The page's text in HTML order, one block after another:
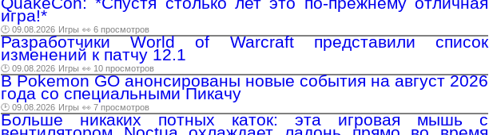
игра!*
🕑 09.08.2026 Игры 👀 6 просмотров
Разработчики World of Warcraft представили список
изменений к патчу 12.1
🕑 09.08.2026 Игры 👀 10 просмотров
В Pokemon GO анонсированы новые события на август 2026
года со специальными Пикачу
🕑 09.08.2026 Игры 👀 7 просмотров
Больше никаких потных каток: эта игровая мышь с